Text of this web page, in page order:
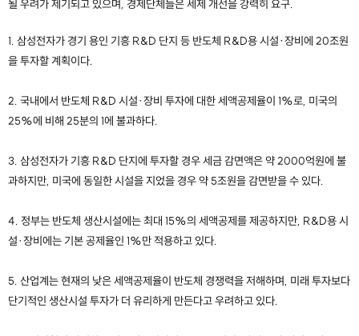
될 우려가 제기되고 있으며, 경제단체들은 세제 개선을 강력히 요구.
1. 삼성전자가 경기 용인 기흥 R&D 단지 등 반도체 R&D용 시설·장비에 20조원
을 투자할 계획이다.
2. 국내에서 반도체 R&D 시설·장비 투자에 대한 세액공제율이 1%로, 미국의
25%에 비해 25분의 1에 불과하다.
3. 삼성전자가 기흥 R&D 단지에 투자할 경우 세금 감면액은 약 2000억원에 불
과하지만, 미국에 동일한 시설을 지었을 경우 약 5조원을 감면받을 수 있다.
4. 정부는 반도체 생산시설에는 최대 15%의 세액공제를 제공하지만, R&D용 시
설·장비에는 기본 공제율인 1%만 적용하고 있다.
5. 산업계는 현재의 낮은 세액공제율이 반도체 경쟁력을 저해하며, 미래 투자보다
단기적인 생산시설 투자가 더 유리하게 만든다고 우려하고 있다.